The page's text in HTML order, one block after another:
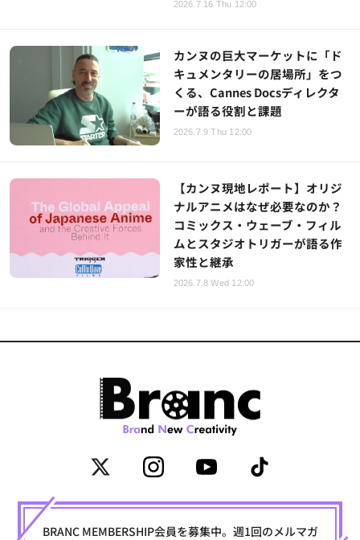
2026.7.16 Thu 12:00
カンヌの巨大マーケットに「ド
キュメンタリーの居場所」をつ
くる、Cannes Docsディレクタ
ーが語る役割と課題
2026.7.9 Thu 12:00
【カンヌ現地レポート】オリジ
ナルアニメはなぜ必要なのか？
コミックス・ウェーブ・フィル
ムとスタジオトリガーが語る作
家性と継承
2026.7.8 Wed 12:00
BRANC MEMBERSHIP会員を募集中。週1回のメルマガ